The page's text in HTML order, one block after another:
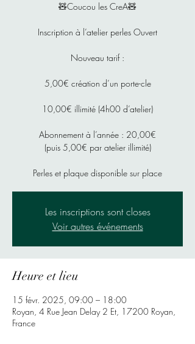
🧸Coucou les CreA🧸
Inscription à l’atelier perles Ouvert
Nouveau tarif :
5,00€ création d’un porte-cle
10,00€ illimité (4h00 d’atelier)
Abonnement à l’année : 20,00€
(puis 5,00€ par atelier illimité)
Perles et plaque disponible sur place
Les inscriptions sont closes
Voir autres événements
Heure et lieu
15 févr. 2025, 09:00 – 18:00
Royan, 4 Rue Jean Delay 2 Et, 17200 Royan,
France